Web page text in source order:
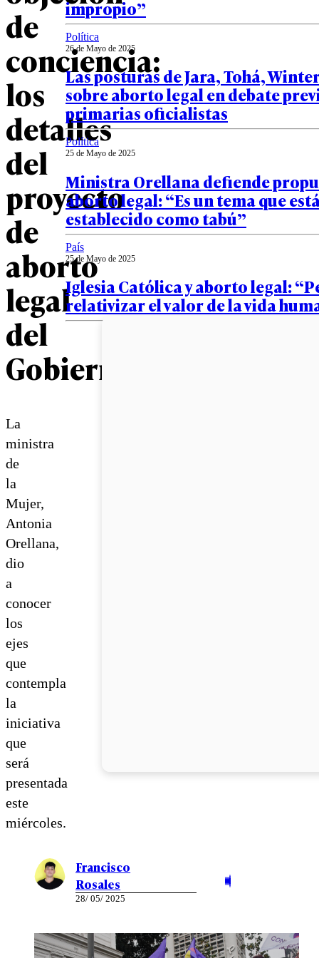
de
conciencia:
los
detalles
del
proyecto
de
aborto
legal
del
Gobierno
La
ministra
de
la
Mujer,
Antonia
Orellana,
dio
a
conocer
los
ejes
que
contempla
la
iniciativa
que
será
presentada
este
miércoles.
Francisco
Rosales
28/ 05/ 2025
impropio”
Política
26 de Mayo de 2025
Las posturas de Jara, Tohá,
sobre aborto legal en debate
primarias oficialistas
Política
25 de Mayo de 2025
Ministra Orellana defiende
aborto legal: “Es un tema que
establecido como tabú”
País
25 de Mayo de 2025
Iglesia Católica y aborto legal:
relativizar el valor de la vida